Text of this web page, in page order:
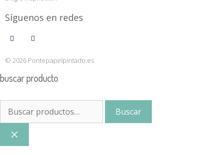
Síguenos en redes
© 2026 Pontepapelpintado.es
buscar producto
Buscar